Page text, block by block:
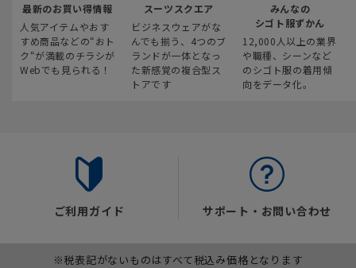
最新のお買い得情報
人気アイテムやおす
すめ商品などの“おト
ク“が満載のチラシが
Webでも見られる！
スーツスクエア
ビジネスウェアがな
んでも揃う、4つのブ
ランドが一体となっ
た新感覚の複合型ス
トアです
みんなの
シゴト服ずかん
12,000人以上の業界
や職種、シーンなど
のシゴト服の着用傾
向をデータ化。
ご利用ガイド サポート・お問い合わせ
※税表記がないものはすべて税込み価格となります